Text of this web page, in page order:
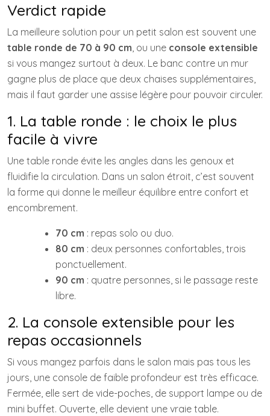
Verdict rapide
La meilleure solution pour un petit salon est souvent une
table ronde de 70 à 90 cm, ou une console extensible
si vous mangez surtout à deux. Le banc contre un mur
gagne plus de place que deux chaises supplémentaires,
mais il faut garder une assise légère pour pouvoir circuler.
1. La table ronde : le choix le plus
facile à vivre
Une table ronde évite les angles dans les genoux et
fluidifie la circulation. Dans un salon étroit, c’est souvent
la forme qui donne le meilleur équilibre entre confort et
encombrement.
70 cm : repas solo ou duo.
80 cm : deux personnes confortables, trois
ponctuellement.
90 cm : quatre personnes, si le passage reste
libre.
2. La console extensible pour les
repas occasionnels
Si vous mangez parfois dans le salon mais pas tous les
jours, une console de faible profondeur est très efficace.
Fermée, elle sert de vide-poches, de support lampe ou de
mini buffet. Ouverte, elle devient une vraie table.